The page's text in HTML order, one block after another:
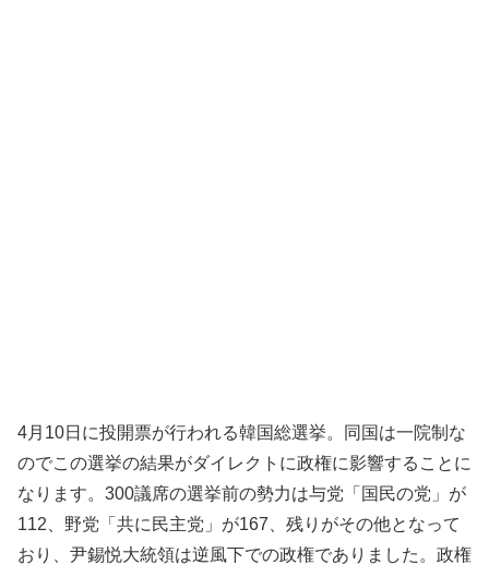
4月10日に投開票が行われる韓国総選挙。同国は一院制な
のでこの選挙の結果がダイレクトに政権に影響することに
なります。300議席の選挙前の勢力は与党「国民の党」が
112、野党「共に民主党」が167、残りがその他となって
おり、尹錫悦大統領は逆風下での政権でありました。政権